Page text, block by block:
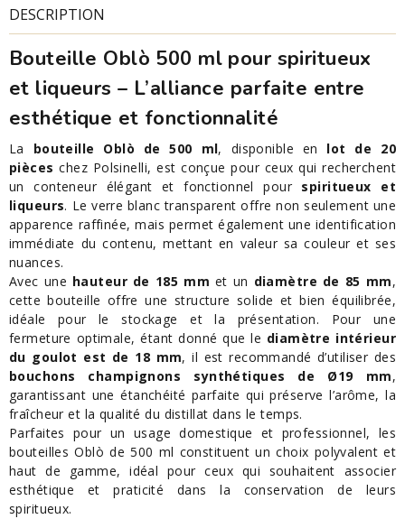
DESCRIPTION
Bouteille Oblò 500 ml pour spiritueux
et liqueurs – L’alliance parfaite entre
esthétique et fonctionnalité
La bouteille Oblò de 500 ml, disponible en lot de 20
pièces chez Polsinelli, est conçue pour ceux qui recherchent
un conteneur élégant et fonctionnel pour spiritueux et
liqueurs. Le verre blanc transparent offre non seulement une
apparence raffinée, mais permet également une identification
immédiate du contenu, mettant en valeur sa couleur et ses
nuances.
Avec une hauteur de 185 mm et un diamètre de 85 mm,
cette bouteille offre une structure solide et bien équilibrée,
idéale pour le stockage et la présentation. Pour une
fermeture optimale, étant donné que le diamètre intérieur
du goulot est de 18 mm, il est recommandé d’utiliser des
bouchons champignons synthétiques de Ø19 mm,
garantissant une étanchéité parfaite qui préserve l’arôme, la
fraîcheur et la qualité du distillat dans le temps.
Parfaites pour un usage domestique et professionnel, les
bouteilles Oblò de 500 ml constituent un choix polyvalent et
haut de gamme, idéal pour ceux qui souhaitent associer
esthétique et praticité dans la conservation de leurs
spiritueux.